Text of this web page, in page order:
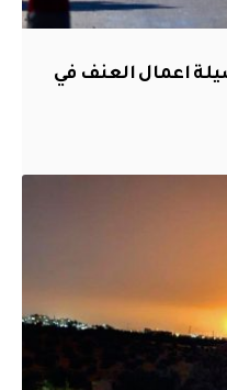
اعمال العنف في